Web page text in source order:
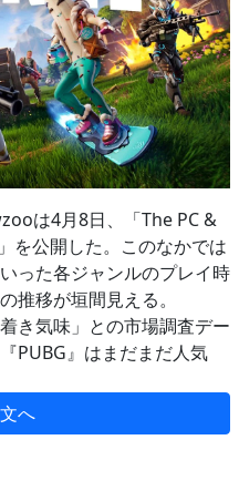
は4月8日、「The PC &
を公開した。このなかでは
った各ジャンルのプレイ時
推移が垣間見える。
き気味」との市場調査デー
PUBG』はまだまだ人気
へ